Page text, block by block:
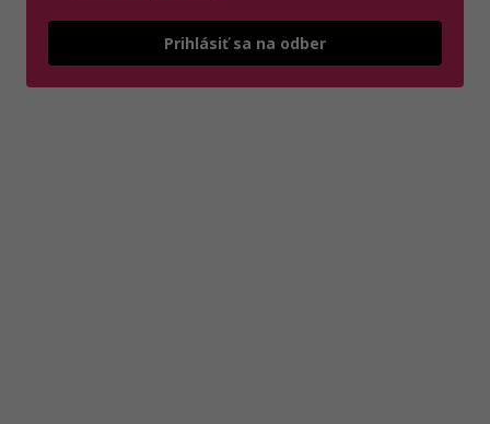
Prihlásiť sa na odber